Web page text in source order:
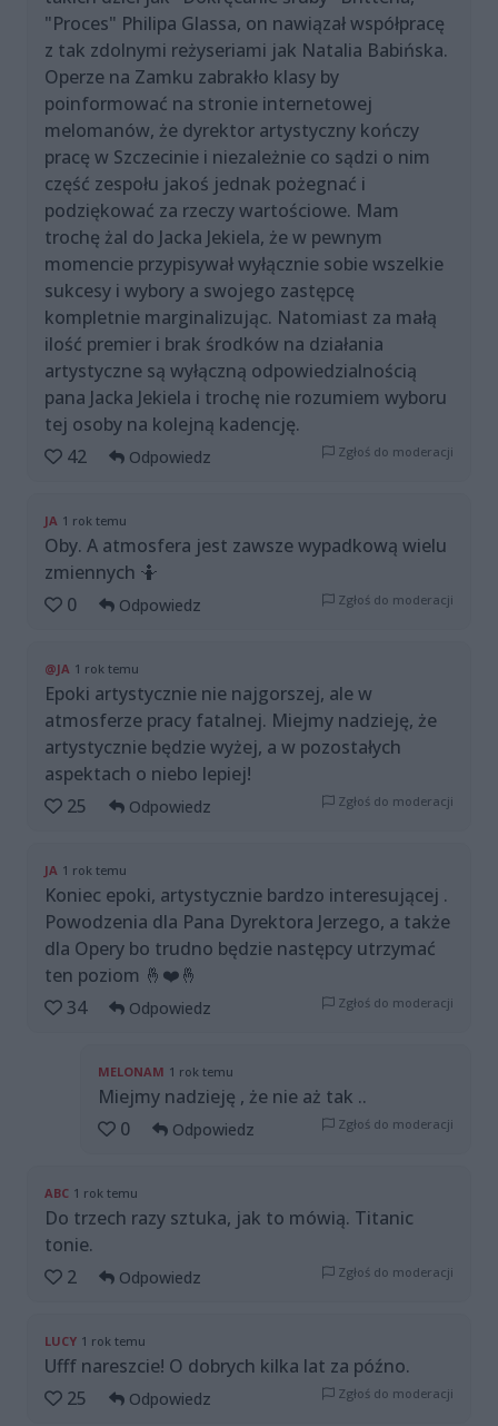
"Proces" Philipa Glassa, on nawiązał współpracę
z tak zdolnymi reżyseriami jak Natalia Babińska.
Operze na Zamku zabrakło klasy by
poinformować na stronie internetowej
melomanów, że dyrektor artystyczny kończy
pracę w Szczecinie i niezależnie co sądzi o nim
część zespołu jakoś jednak pożegnać i
podziękować za rzeczy wartościowe. Mam
trochę żal do Jacka Jekiela, że w pewnym
momencie przypisywał wyłącznie sobie wszelkie
sukcesy i wybory a swojego zastępcę
kompletnie marginalizując. Natomiast za małą
ilość premier i brak środków na działania
artystyczne są wyłączną odpowiedzialnością
pana Jacka Jekiela i trochę nie rozumiem wyboru
tej osoby na kolejną kadencję.
42
Odpowiedz Zgłoś do moderacji
JA 1 rok temu
Oby. A atmosfera jest zawsze wypadkową wielu
zmiennych 🤷
0
Odpowiedz Zgłoś do moderacji
@JA 1 rok temu
Epoki artystycznie nie najgorszej, ale w
atmosferze pracy fatalnej. Miejmy nadzieję, że
artystycznie będzie wyżej, a w pozostałych
aspektach o niebo lepiej!
25
Odpowiedz Zgłoś do moderacji
JA 1 rok temu
Koniec epoki, artystycznie bardzo interesującej .
Powodzenia dla Pana Dyrektora Jerzego, a także
dla Opery bo trudno będzie następcy utrzymać
ten poziom 🤞❤️🤞
34
Odpowiedz Zgłoś do moderacji
MELONAM 1 rok temu
Miejmy nadzieję , że nie aż tak ..
0
Odpowiedz Zgłoś do moderacji
ABC 1 rok temu
Do trzech razy sztuka, jak to mówią. Titanic
tonie.
2
Odpowiedz Zgłoś do moderacji
LUCY 1 rok temu
Ufff nareszcie! O dobrych kilka lat za późno.
25
Odpowiedz Zgłoś do moderacji